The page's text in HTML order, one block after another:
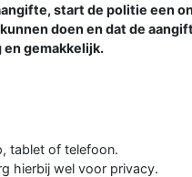
start de politie een
doen en dat de
gemakkelijk.
tablet of telefoon.
hierbij wel voor privacy.